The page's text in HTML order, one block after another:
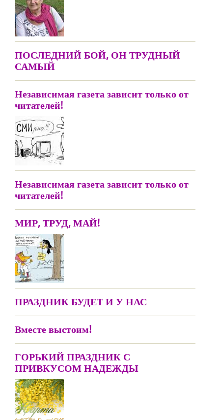
ПОСЛЕДНИЙ БОЙ, ОН ТРУДНЫЙ
САМЫЙ
Независимая газета зависит только от
читателей!
Независимая газета зависит только от
читателей!
МИР, ТРУД, МАЙ!
ПРАЗДНИК БУДЕТ И У НАС
Вместе выстоим!
ГОРЬКИЙ ПРАЗДНИК С
ПРИВКУСОМ НАДЕЖДЫ